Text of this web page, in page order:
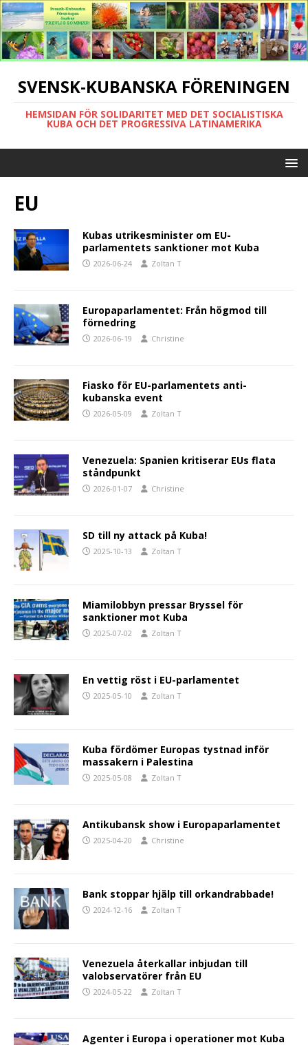
SVENSK-KUBANSKA FÖRENINGEN
HEMSIDAN FÖR SOLIDARITET MED DET SOCIALISTISKA
KUBA OCH DET PROGRESSIVA LATINAMERIKA
EU
Kubas utrikesminister om EU-
parlamentets sanktioner mot Kuba
2026-06-24 Zoltan T
Europaparlamentet: Från högmod till
förnedring
2026-06-19 Christine
Fiasko för EU-parlamentets anti-
kubanska event
2026-05-09 Zoltan T
Venezuela: Spanien kritiserar EUs flata
ståndpunkt
2026-01-07 Christine
SD till ny attack på Kuba!
2025-10-13 Zoltan T
Miamilobbyn pressar Bryssel för
sanktioner mot Kuba
2025-07-02 Zoltan T
En vettig röst i EU-parlamentet
2025-05-10 Zoltan T
Kuba fördömer Europas tystnad inför
massakern i Palestina
2025-05-08 Zoltan T
Antikubansk show i Europaparlamentet
2025-04-20 Christine
Bank stoppar hjälp till orkandrabbade!
2024-12-16 Zoltan T
Venezuela återkallar inbjudan till
valobservatörer från EU
2024-05-22 Zoltan T
Agenter i Europa i operationer mot Kuba